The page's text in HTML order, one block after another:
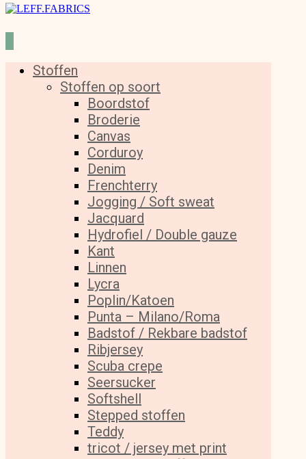
Stoffen
Stoffen op soort
Boordstof
Broderie
Canvas
Corduroy
Denim
Frenchterry
Jogging / Soft sweat
Jacquard
Hydrofiel / Double gauze
Kant
Linnen
Lycra
Poplin/Katoen
Punta – Milano/Roma
Badstof / Rekbare badstof
Ribjersey
Scuba crepe
Seersucker
Softshell
Stepped stoffen
Teddy
tricot / jersey met print